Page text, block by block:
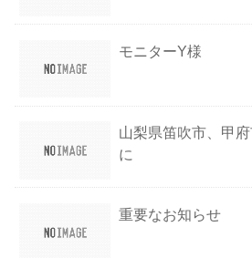
モニターY様
山梨県笛吹市、甲
に
重要なお知らせ